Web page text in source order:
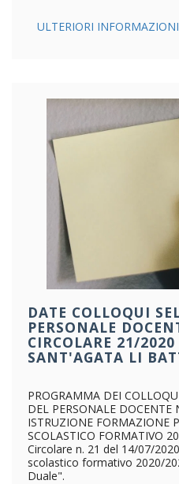
ULTERIORI INFORMAZIONI
DATE COLLOQUI
PERSONALE
CIRCOLARE 21/2020
SANT'AGATA LI
PROGRAMMA DEI
DEL PERSONALE DOCENTE
ISTRUZIONE FORMAZIONE
SCOLASTICO FORMATIVO
Circolare n. 21 del 14/07/
scolastico formativo 2020/
Duale".